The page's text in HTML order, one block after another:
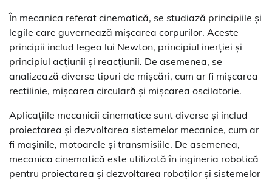
În mecanica referat cinematică, se studiază principiile și
legile care guvernează mișcarea corpurilor. Aceste
principii includ legea lui Newton, principiul inerției și
principiul acțiunii și reacțiunii. De asemenea, se
analizează diverse tipuri de mișcări, cum ar fi mișcarea
rectilinie, mișcarea circulară și mișcarea oscilatorie.
Aplicațiile mecanicii cinematice sunt diverse și includ
proiectarea și dezvoltarea sistemelor mecanice, cum ar
fi mașinile, motoarele și transmisiile. De asemenea,
mecanica cinematică este utilizată în ingineria robotică
pentru proiectarea și dezvoltarea roboților și sistemelor